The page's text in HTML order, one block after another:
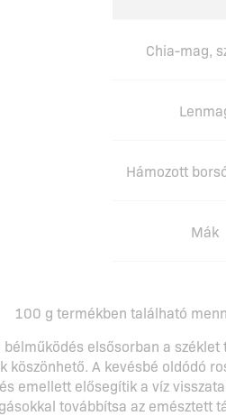
Chia-mag,
Hámozott
Mák
100 g termékben található
elsősorban a
köszönhető. A kevésbé oldódó
emellett elősegítik a víz
továbbítsa az emésztett